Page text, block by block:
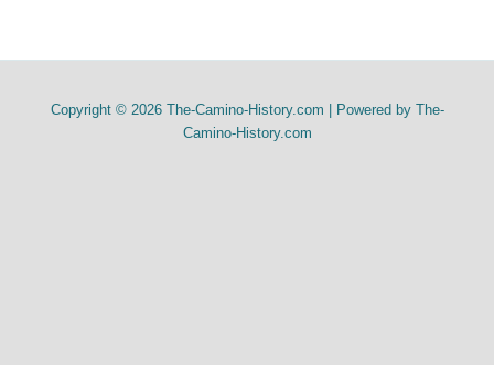
Copyright © 2026 The-Camino-History.com | Powered by The-
Camino-History.com